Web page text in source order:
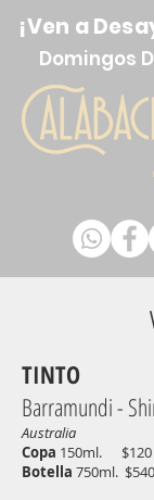
¡Ven a
Domingos
TINTO
Barramundi -
Australia
Copa 150ml. $120
Botella 750ml. $540